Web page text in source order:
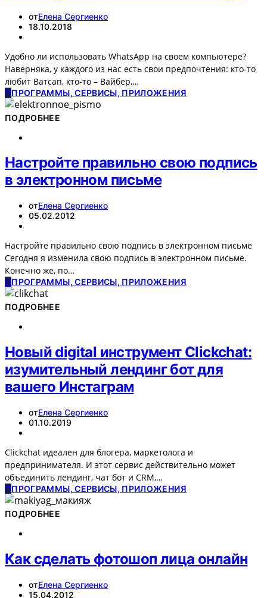
отЕлена Сергиенко
18.10.2018
Удобно ли использовать WhatsApp на своем компьютере?
Наверняка, у каждого из нас есть свои предпочтения: кто-то
любит Ватсап, кто-то – Вайбер,…
ППРОГРАММЫ, СЕРВИСЫ, ПРИЛОЖЕНИЯ
ПОДРОБНЕЕ
Настройте правильно свою подпись
в электронном письме
отЕлена Сергиенко
05.02.2012
Настройте правильно свою подпись в электронном письме
Сегодня я изменила свою подпись в электронном письме.
Конечно же, по…
ППРОГРАММЫ, СЕРВИСЫ, ПРИЛОЖЕНИЯ
ПОДРОБНЕЕ
Новый digital инструмент Clickchat:
изумительный лендинг бот для
вашего Инстаграм
отЕлена Сергиенко
01.10.2019
Clickchat идеален для блогера, маркетолога и
предпринимателя. И этот сервис действительно может
объединить лендинг, чат бот и СRM,…
ППРОГРАММЫ, СЕРВИСЫ, ПРИЛОЖЕНИЯ
ПОДРОБНЕЕ
Как сделать фотошоп лица онлайн
отЕлена Сергиенко
15.04.2012